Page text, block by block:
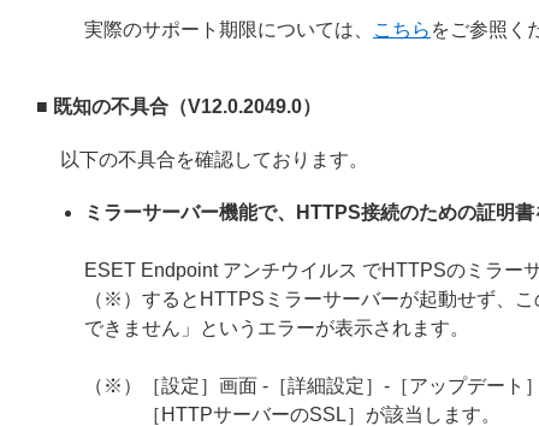
実際のサポート期限については、 こちら をご参照く
■ 既知の不具合（V12.0.2049.0）
以下の不具合を確認しております。
ミラーサーバー機能で、HTTPS接続のための証明
ESET Endpoint アンチウイルス でHTTPSのミラー
（※）するとHTTPSミラーサーバーが起動せず、
できません」というエラーが表示されます。
（※）［設定］画面 -［詳細設定］-［アップデー
［HTTPサーバーのSSL］が該当します。